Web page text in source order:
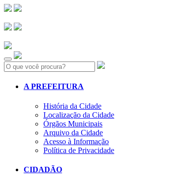
Search:
A PREFEITURA
História da Cidade
Localização da Cidade
Órgãos Municipais
Arquivo da Cidade
Acesso à Informação
Política de Privacidade
CIDADÃO